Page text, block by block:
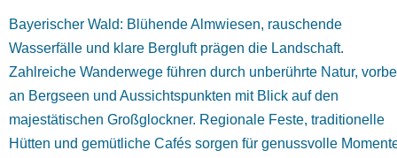
Bayerischer Wald: Blühende Almwiesen, rauschende
Wasserfälle und klare Bergluft prägen die Landschaft.
Zahlreiche Wanderwege führen durch unberührte Natur,
an Bergseen und Aussichtspunkten mit Blick auf den
majestätischen Großglockner. Regionale Feste, traditionelle
Hütten und gemütliche Cafés sorgen für genussvolle